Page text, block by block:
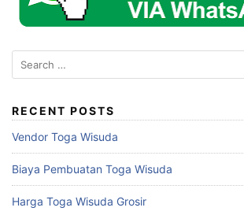
Search
for:
RECENT POSTS
Vendor Toga Wisuda
Biaya Pembuatan Toga Wisuda
Harga Toga Wisuda Grosir